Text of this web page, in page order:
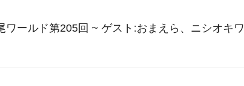
ールド第205回 ~ ゲスト:おまえら、ニシオキワ